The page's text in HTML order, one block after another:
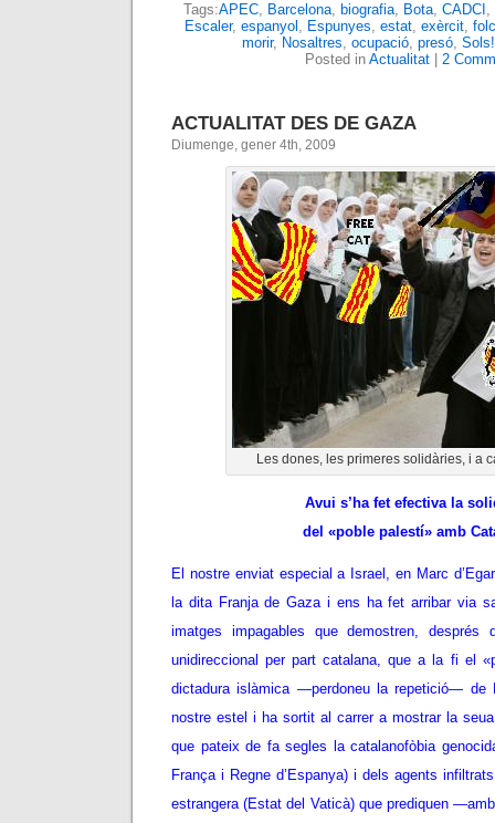
Tags:APEC, Barcelona, biografia, Bota, CADCI ,
Escaler, espanyol , Espunyes, estat, exèrcit,
morir, Nosaltres, ocupació, presó, Sols!
Posted in Actualitat| 2
ACTUALITAT DES DE GAZA
Diumenge, gener 4th, 2009
Les dones, les primeres solidàries, i a
Avui s’ha fet efectiva la
del «poble palestí» amb
El nostre enviat especial a Israel, en Marc
la dita Franja de Gaza i ens ha fet arribar via
imatges impagables que demostren, després
unidireccional per part catalana, que a la fi el
dictadura islàmica —perdoneu la repetició—
nostre estel i ha sortit al carrer a mostrar la
que pateix de fa segles la catalanofòbia
França i Regne d’Espanya) i dels agents
estrangera (Estat del Vaticà) que prediquen